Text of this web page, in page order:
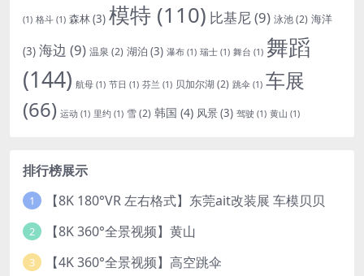
(1) 格斗 (1) 森林(3) 模特 (110) 比基尼(9) 泳池(2) 海洋
(3) 海边 (9) 温泉 (2) 湖泊 (3) 瀑布 (1) 瑞士 (1) 舞台 (1) 舞蹈
(144) 航母 (1) 节日 (1) 芬兰 (1) 贝加尔湖 (2) 跳伞 (1) 车展
(66) 运动 (1) 里约 (1) 雪(2) 韩国 (4) 风景(3) 驾驶 (1) 黄山 (1)
排行榜展示
1 【8K 180°VR 左右格式】东莞ait改装展 车模贝贝
2 【8K 360°全景视频】黄山
3 【4K 360°全景视频】高空跳伞